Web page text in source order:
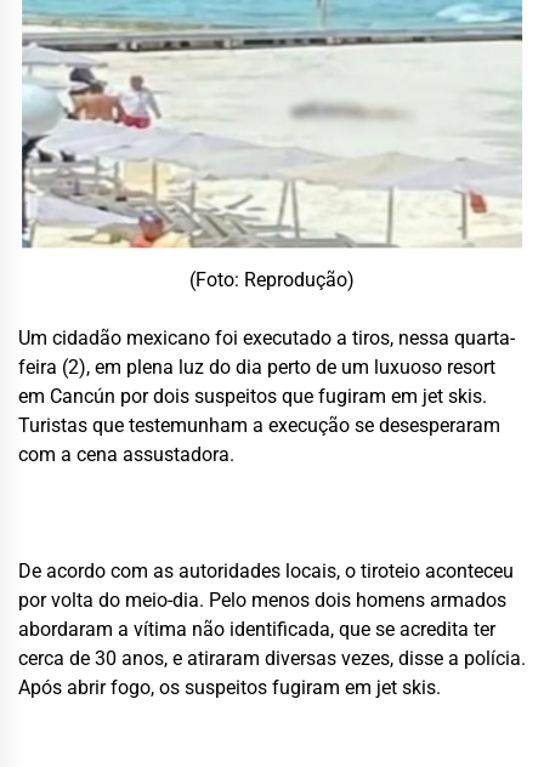
(Foto: Reprodução)
Um cidadão mexicano foi executado a tiros, nessa quarta-
feira (2), em plena luz do dia perto de um luxuoso resort
em Cancún por dois suspeitos que fugiram em jet skis.
Turistas que testemunham a execução se desesperaram
com a cena assustadora.
De acordo com as autoridades locais, o tiroteio aconteceu
por volta do meio-dia. Pelo menos dois homens armados
abordaram a vítima não identificada, que se acredita ter
cerca de 30 anos, e atiraram diversas vezes, disse a polícia.
Após abrir fogo, os suspeitos fugiram em jet skis.